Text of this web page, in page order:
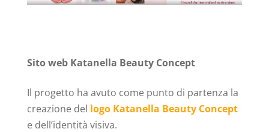
Sito web Katanella Beauty Concept
Il progetto ha avuto come punto di partenza la
creazione del logo Katanella Beauty Concept
e dell’identità visiva.